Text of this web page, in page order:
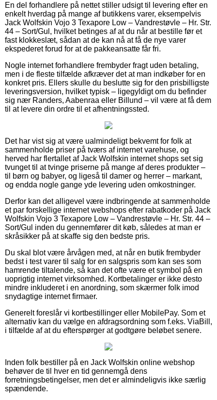
En del forhandlere på nettet stiller udsigt til levering efter en
enkelt hverdag på mange af butikkens varer, eksempelvis
Jack Wolfskin Vojo 3 Texapore Low – Vandrestøvle – Hr. Str.
44 – Sort/Gul, hvilket betinges af at du når at bestille før et
fast klokkeslæt, sådan at de kan nå at få de nye varer
ekspederet forud for at de pakkeansatte får fri.
Nogle internet forhandlere frembyder fragt uden betaling,
men i de fleste tilfælde afkræver det at man indkøber for en
konkret pris. Ellers skulle du beslutte sig for den prisbilligste
leveringsversion, hvilket typisk – ligegyldigt om du befinder
sig nær Randers, Aabenraa eller Billund – vil være at få dem
til at levere din ordre til et afhentningssted.
Det har vist sig at være ualmindeligt bekvemt for folk at
sammenholde priser på tværs af internet varehuse, og
herved har flertallet af Jack Wolfskin internet shops set sig
tvunget til at tvinge priserne på mange af deres produkter –
til børn og babyer, og ligeså til damer og herrer – markant,
og endda nogle gange yde levering uden omkostninger.
Derfor kan det alligevel være indbringende at sammenholde
et par forskellige internet webshops efter rabatkoder på Jack
Wolfskin Vojo 3 Texapore Low – Vandrestøvle – Hr. Str. 44 –
Sort/Gul inden du gennemfører dit køb, således at man er
skråsikker på at skaffe sig den bedste pris.
Du skal blot være årvågen med, at når en butik frembyder
bedst i test varer til salg for en salgspris som kan ses som
hamrende tiltalende, så kan det ofte være et symbol på en
uoprigtig internet virksomhed. Kortbetalinger er ikke desto
mindre inkluderet i en anordning, som skærmer folk imod
snydagtige internet firmaer.
Generelt foreslår vi kortbestillinger eller MobilePay. Som et
alternativ kan du vælge en afdragsordning som f.eks. ViaBill,
i tilfælde af at du efterspørger at godtgøre beløbet senere.
Inden folk bestiller på en Jack Wolfskin online webshop
behøver de til hver en tid gennemgå dens
forretningsbetingelser, men det er almindeligvis ikke særlig
spændende.